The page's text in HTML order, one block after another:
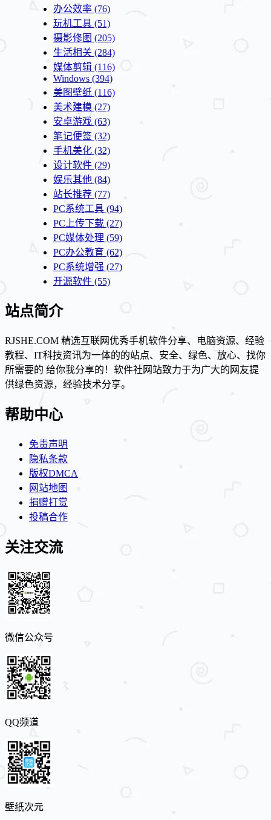
办公效率 (76)
玩机工具 (51)
摄影修图 (205)
生活相关 (284)
媒体剪辑 (116)
Windows (394)
美图壁纸 (116)
美术建模 (27)
安卓游戏 (63)
笔记便签 (32)
手机美化 (32)
设计软件 (29)
娱乐其他 (84)
站长推荐 (77)
PC系统工具 (94)
PC上传下载 (27)
PC媒体处理 (59)
PC办公教育 (62)
PC系统增强 (27)
开源软件 (55)
站点简介
RJSHE.COM 精选互联网优秀手机软件分享、电脑资源、经验
教程、IT科技资讯为一体的的站点、安全、绿色、放心、找你
所需要的 给你我分享的！软件社网站致力于为广大的网友提
供绿色资源，经验技术分享。
帮助中心
免责声明
隐私条款
版权DMCA
网站地图
捐赠打赏
投稿合作
关注交流
微信公众号
QQ频道
壁纸次元